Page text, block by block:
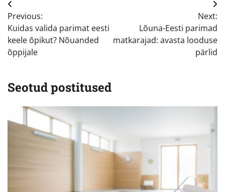
Navigeerimine
Previous:
Kuidas valida parimat eesti
keele õpikut? Nõuanded
õppijale
Next:
Lõuna-Eesti parimad
matkarajad: avasta looduse
pärlid
Seotud postitused